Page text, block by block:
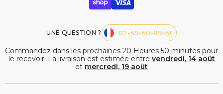
UNE QUESTION ? 02-59-50-89-51
Commandez dans les prochaines 20 Heures 50 minutes pour
le recevoir. La livraison est estimée entre vendredi, 14 août
et mercredi, 19 août